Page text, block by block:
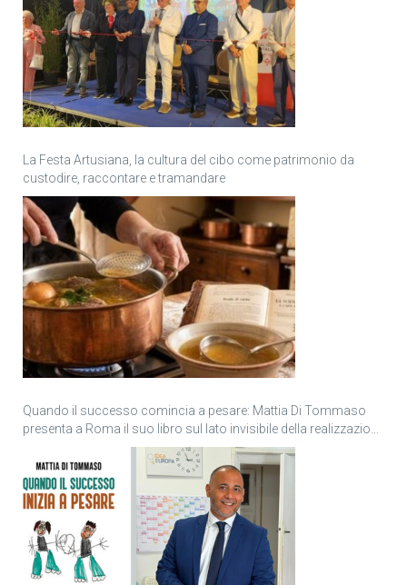
La Festa Artusiana, la cultura del cibo come patrimonio da
custodire, raccontare e tramandare
Quando il successo comincia a pesare: Mattia Di Tommaso
presenta a Roma il suo libro sul lato invisibile della realizzazione